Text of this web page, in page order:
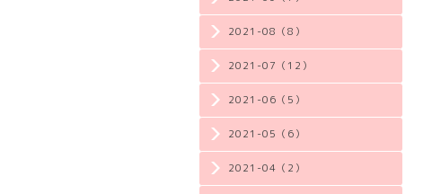
2021-08（8）
2021-07（12）
2021-06（5）
2021-05（6）
2021-04（2）